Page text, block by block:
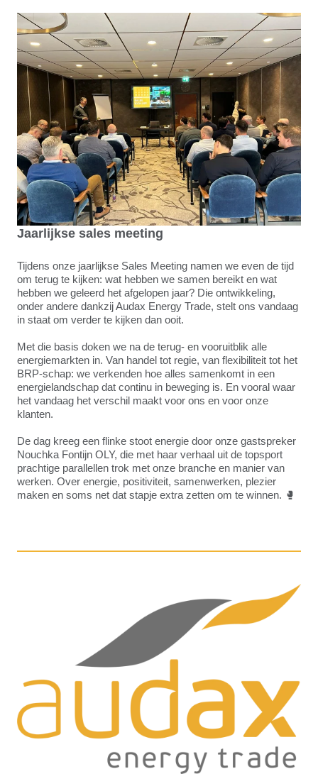
Jaarlijkse sales meeting
Tijdens onze jaarlijkse Sales Meeting namen we even de tijd
om terug te kijken: wat hebben we samen bereikt en wat
hebben we geleerd het afgelopen jaar? Die ontwikkeling,
onder andere dankzij Audax Energy Trade, stelt ons vandaag
in staat om verder te kijken dan ooit.
Met die basis doken we na de terug- en vooruitblik alle
energiemarkten in. Van handel tot regie, van flexibiliteit tot het
BRP-schap: we verkenden hoe alles samenkomt in een
energielandschap dat continu in beweging is. En vooral waar
het vandaag het verschil maakt voor ons en voor onze
klanten.
De dag kreeg een flinke stoot energie door onze gastspreker
Nouchka Fontijn OLY, die met haar verhaal uit de topsport
prachtige parallellen trok met onze branche en manier van
werken. Over energie, positiviteit, samenwerken, plezier
maken en soms net dat stapje extra zetten om te winnen. 🥊